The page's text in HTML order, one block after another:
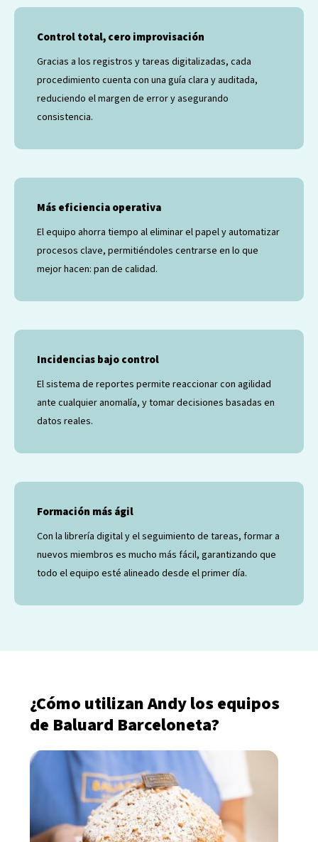
Control total, cero improvisación
Gracias a los registros y tareas digitalizadas, cada
procedimiento cuenta con una guía clara y auditada,
reduciendo el margen de error y asegurando
consistencia.
Más eficiencia operativa
El equipo ahorra tiempo al eliminar el papel y automatizar
procesos clave, permitiéndoles centrarse en lo que
mejor hacen: pan de calidad.
Incidencias bajo control
El sistema de reportes permite reaccionar con agilidad
ante cualquier anomalía, y tomar decisiones basadas en
datos reales.
Formación más ágil
Con la librería digital y el seguimiento de tareas, formar a
nuevos miembros es mucho más fácil, garantizando que
todo el equipo esté alineado desde el primer día.
¿Cómo utilizan Andy los equipos
de Baluard Barceloneta?